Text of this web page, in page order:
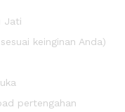
Jati
keinginan Anda)
pertengahan